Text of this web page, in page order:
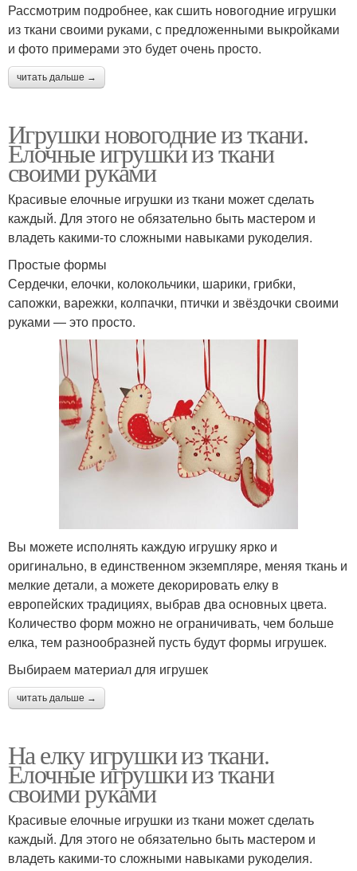
Рассмотрим подробнее, как сшить новогодние игрушки
из ткани своими руками, с предложенными выкройками
и фото примерами это будет очень просто.
читать дальше →
Игрушки новогодние из ткани.
Елочные игрушки из ткани
своими руками
Красивые елочные игрушки из ткани может сделать
каждый. Для этого не обязательно быть мастером и
владеть какими-то сложными навыками рукоделия.
Простые формы
Сердечки, елочки, колокольчики, шарики, грибки,
сапожки, варежки, колпачки, птички и звёздочки своими
руками — это просто.
Вы можете исполнять каждую игрушку ярко и
оригинально, в единственном экземпляре, меняя ткань и
мелкие детали, а можете декорировать елку в
европейских традициях, выбрав два основных цвета.
Количество форм можно не ограничивать, чем больше
елка, тем разнообразней пусть будут формы игрушек.
Выбираем материал для игрушек
читать дальше →
На елку игрушки из ткани.
Елочные игрушки из ткани
своими руками
Красивые елочные игрушки из ткани может сделать
каждый. Для этого не обязательно быть мастером и
владеть какими-то сложными навыками рукоделия.